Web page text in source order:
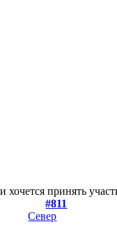
принять
#811
Север